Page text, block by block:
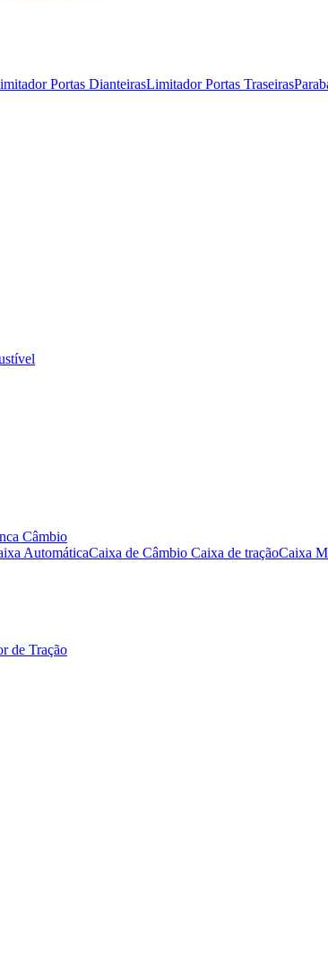
Portas DianteirasLimitador Portas Traseiras
Câmbio
AutomáticaCaixa de Câmbio Caixa de traçãoCaixa
de Tração